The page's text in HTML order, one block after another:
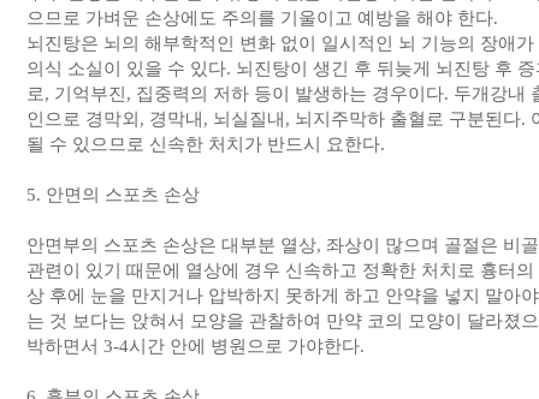
으므로 가벼운 손상에도 주의를 기울이고 예방을 해야 한다.
뇌진탕은 뇌의 해부학적인 변화 없이 일시적인 뇌 기능의 장애
의식 소실이 있을 수 있다. 뇌진탕이 생긴 후 뒤늦게 뇌진탕 후
로, 기억부진, 집중력의 저하 등이 발생하는 경우이다. 두개강내
인으로 경막외, 경막내, 뇌실질내, 뇌지주막하 출혈로 구분된다.
될 수 있으므로 신속한 처치가 반드시 요한다.
5. 안면의 스포츠 손상
안면부의 스포츠 손상은 대부분 열상, 좌상이 많으며 골절은 비
관련이 있기 때문에 열상에 경우 신속하고 정확한 처치로 흉터
상 후에 눈을 만지거나 압박하지 못하게 하고 안약을 넣지 말아
는 것 보다는 앉혀서 모양을 관찰하여 만약 코의 모양이 달라졌
박하면서 3-4시간 안에 병원으로 가야한다.